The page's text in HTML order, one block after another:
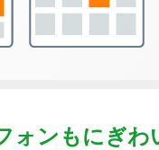
ォンもにぎわ